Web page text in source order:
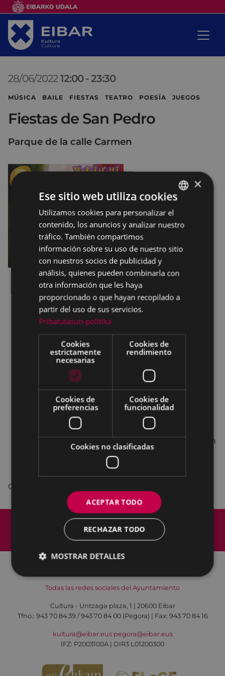
28/06/2022 12:00 -23:30
MÚSICA BAILE FIESTAS TEATRO POESÍA JUEGOS
Fiestas de San Pedro
Parque de la calle Carmen
a las 12:00 horas, en el parque de la calle
Carmen, Campeonato detoka y rana .
a las 18:00 horas, en el parque de la calle
Carmen, actuación musical del grupo
a las 19:30 horas, representación de la obra
“Ganas de reñir”
, dirigido por
Ernesto Barrutia.
A las 20:00 horas,recital de poesía, “Eres tu
a las 20:30 horas, en Beheko Tokia
baile Beheko Tokia.
a las 21:45 horas, en el parque de la calle Carmen
Organiza: Beheko Tokia.
Mapa del Sitio
Aviso legal
Política de cookies
Contacto
Todas las redes sociales del Ayuntamiento
Cultura - Untzaga plaza, 1 | 20600 Eibar
Tfno.: 943 70 84 39 / 943 70 84 00 (Pegora) | Fax: 943 70 84 16
kultura@eibar.eus pegora@eibar.eus
IFZ: P2003100A | DIR3 L01200300
BASQUE
SPANISH
×
Ese sitio web utiliza cookies
Utilizamos cookies para personalizar el
contenido, los anuncios y analizar nuestro
tráfico. También compartimos
información sobre su uso de nuestro sitio
con nuestros socios de publicidad y
análisis, quienes pueden combinarla con
otra información que les haya
proporcionado o que hayan recopilado a
partir del uso de sus servicios.
Pribatutasun-politika
Cookies
estrictamente
necesarias
Cookies de
rendimiento
Cookies de
preferencias
Cookies de
funcionalidad
Cookies no clasificadas
ACEPTAR TODO
RECHAZAR TODO
MOSTRAR DETALLES